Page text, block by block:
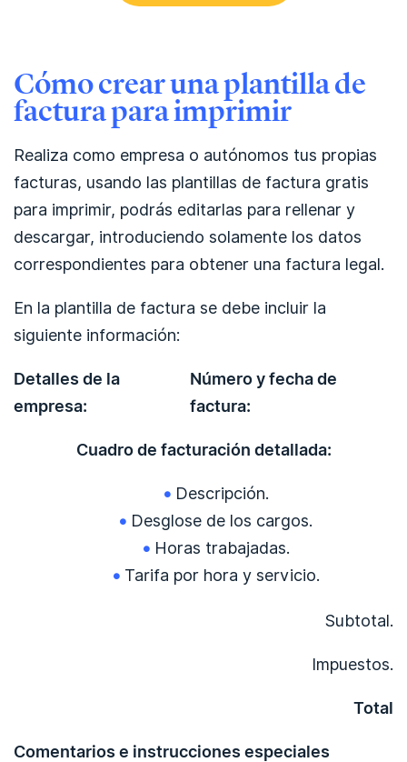
Cómo crear una plantilla de
factura para imprimir
Realiza como empresa o autónomos tus propias
facturas, usando las plantillas de factura gratis
para imprimir, podrás editarlas para rellenar y
descargar, introduciendo solamente los datos
correspondientes para obtener una factura legal.
En la plantilla de factura se debe incluir la
siguiente información:
Detalles de la
empresa:
Número y fecha de
factura:
Cuadro de facturación detallada:
Descripción.
Desglose de los cargos.
Horas trabajadas.
Tarifa por hora y servicio.
Subtotal.
Impuestos.
Total
Comentarios e instrucciones especiales